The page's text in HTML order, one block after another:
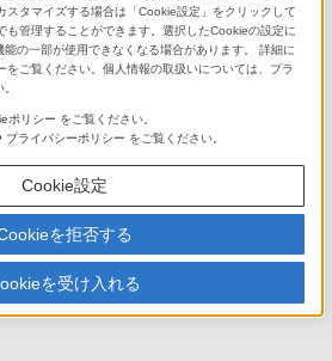
案内
トア取次店）のご案内
ービス
、設置・設定サービスなど）
トについて
スタマイズする場合は「Cookie設定」をクリックして
も管理することができます。選択したCookieの設定に
能の一部が使用できなくなる場合があります。 詳細に
ご覧ください。個人情報の取扱いについては、プラ
ポリシー をご覧ください。
プライバシーポリシー をご覧ください。
Cookie設定
を拒否する
を受け入れる